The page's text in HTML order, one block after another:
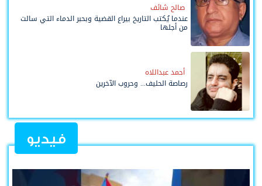
صالح شائف
عندما يُكتب التاريخ بيراع القضية وبحبر الدماء التي سالت
من أجلها
أحمد عبداللاه
رصاصة الحليف... وحروب الآخرين
فيديو